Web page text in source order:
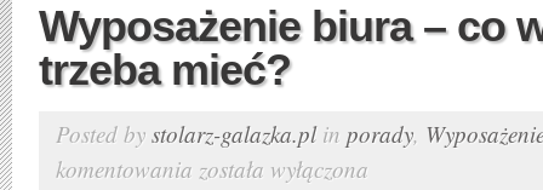
Wyposażenie biura – co
trzeba mieć?
Posted by stolarz-galazka.plin porady,
komentowania Wyposażenie
została wyłączona